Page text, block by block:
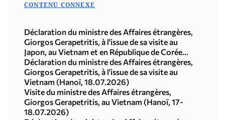
CONTENU CONNEXE
Déclaration du ministre des Affaires étrangères,
Giorgos Gerapetritis, à l'issue de sa visite au
Japon, au Vietnam et en République de Corée
(Séoul, 21.07.2026)
Déclaration du ministre des Affaires étrangères,
Giorgos Gerapetritis, à l'issue de sa visite au
Vietnam (Hanoï, 18.07.2026)
Visite du ministre des Affaires étrangères,
Giorgos Gerapetritis, au Vietnam (Hanoï, 17-
18.07.2026)